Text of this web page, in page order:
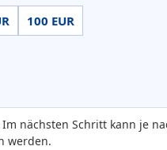
100 EUR
nächsten Schritt kann je
werden.